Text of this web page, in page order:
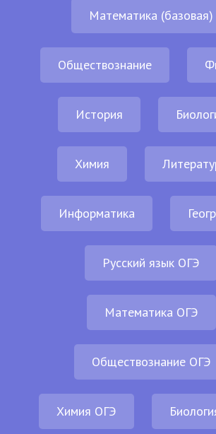
Математика (базовая)
Обществознание
История
Химия
Информатика
Русский язык ОГЭ
Математика ОГЭ
Обществознание ОГЭ
Химия ОГЭ